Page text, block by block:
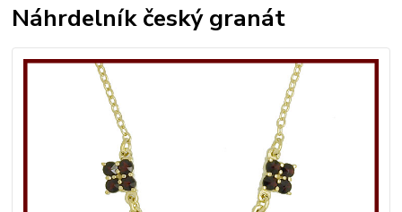
Náhrdelník český granát